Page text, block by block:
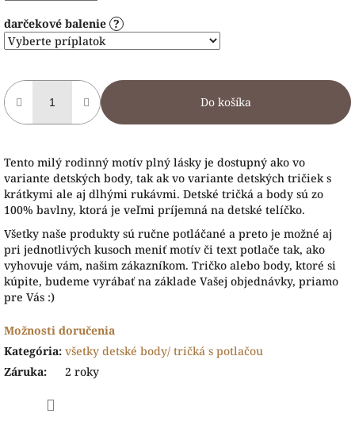
darčekové balenie ?
Do košíka
Tento milý rodinný motív plný lásky je dostupný ako vo
variante detských body, tak ak vo variante detských tričiek s
krátkymi ale aj dlhými rukávmi. Detské tričká a body sú zo
100% bavlny, ktorá je veľmi príjemná na detské telíčko.
Všetky naše produkty sú ručne potláčané a preto je možné aj
pri jednotlivých kusoch meniť motív či text potlače tak, ako
vyhovuje vám, našim zákazníkom. Tričko alebo body, ktoré si
kúpite, budeme vyrábať na základe Vašej objednávky, priamo
pre Vás :)
Možnosti doručenia
Kategória: všetky detské body/ tričká s potlačou
Záruka: 2 roky